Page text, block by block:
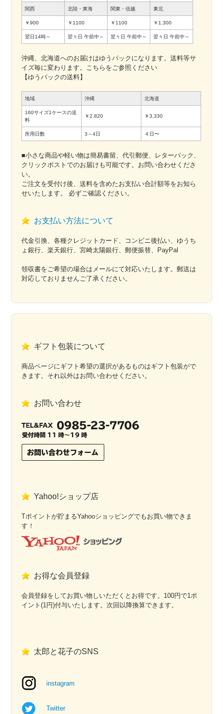
関西 北陸・東海 関東・信越 東北
￥900 ￥1100 ￥1100 ￥1,300
翌日14時～ 翌々日 午前中～ 翌々日 午前中～ 翌々日 午前中～
沖縄、北海道へのお届けはゆうパックになります。送料等サ
イズ毎に変わります。こちらをご参照ください
【ゆうパックの送料】
地域 沖縄 北海道
160サイズ1ケースの送
料
￥2,820 ￥3,330
所用日数 3～4日 ４日〜
■小さな商品や軽い物は簡易書留、代引郵便、レターパック、
クリックポストでのお届けも可能です。お問い合わせくださ
い。
ご注文を受付け後、送料を含めたお支払い合計額等をお知ら
せいたします。 必ずご確認ください。
お支払い方法について
代金引換、各種クレジットカード、コンビニ後払い、ゆうち
ょ銀行、楽天銀行、宮崎太陽銀行、郵便振替、PayPal
領収書をご希望の場合はメールにて対応いたします。郵送は
対応しておりませんご了承ください。
ギフト包装について
商品ページにギフト希望の選択があるものはギフト包装がで
きます。それ以外はお問い合わせください。
お問い合わせ
Yahoo!ショップ店
Tポイントが貯まるYahooショッピングでもお買い物できま
す！
お得な会員登録
会員登録をしてお買い物しいただくとお得です。100円で1ポ
イント(1円)付与いたします。次回以降換算できます。
太郎と花子のSNS
instagram
Twitter